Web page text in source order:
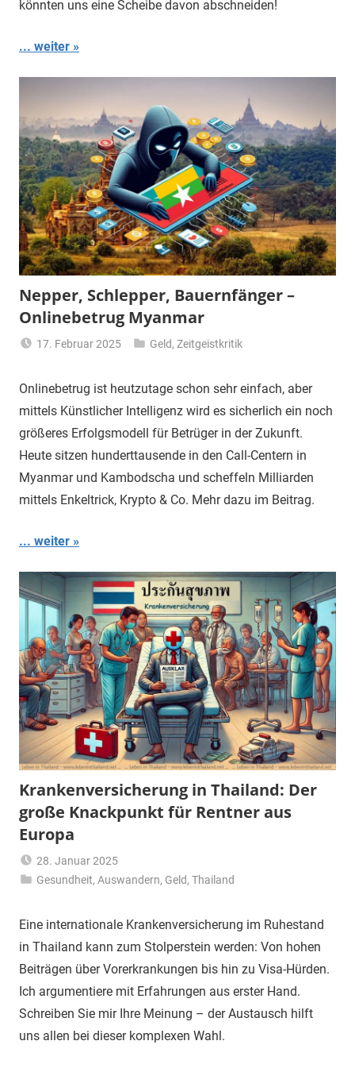
könnten uns eine Scheibe davon abschneiden!
... weiter
Nepper, Schlepper, Bauernfänger –
Onlinebetrug Myanmar
17. Februar 2025
Geld,Zeitgeistkritik
Onlinebetrug ist heutzutage schon sehr einfach, aber
mittels Künstlicher Intelligenz wird es sicherlich ein noch
größeres Erfolgsmodell für Betrüger in der Zukunft.
Heute sitzen hunderttausende in den Call-Centern in
Myanmar und Kambodscha und scheffeln Milliarden
mittels Enkeltrick, Krypto & Co. Mehr dazu im Beitrag.
... weiter
Krankenversicherung in Thailand: Der
große Knackpunkt für Rentner aus
Europa
28. Januar 2025
Matt
Gesundheit,Auswandern, Geld,Thailand
Eine internationale Krankenversicherung im Ruhestand
in Thailand kann zum Stolperstein werden: Von hohen
Beiträgen über Vorerkrankungen bis hin zu Visa-Hürden.
Ich argumentiere mit Erfahrungen aus erster Hand.
Schreiben Sie mir Ihre Meinung – der Austausch hilft
uns allen bei dieser komplexen Wahl.